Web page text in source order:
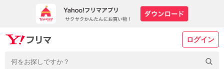
ログイン